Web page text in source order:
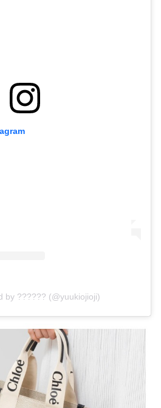
by ?????? (@yuukiojioji)